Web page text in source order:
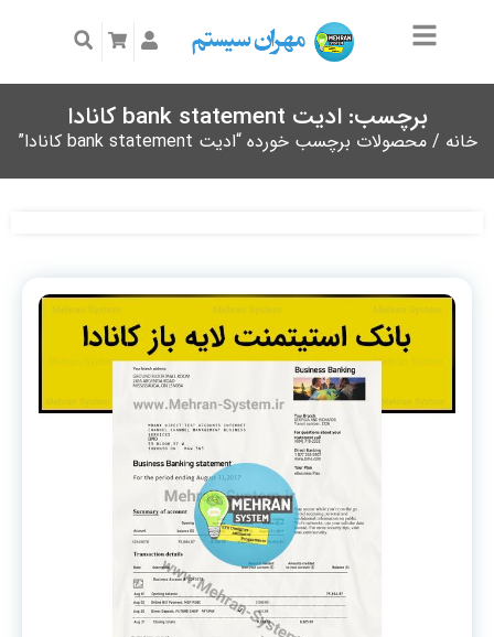
برچسب: ادیت bank statement کانادا
خانه / محصولات برچسب خورده “ادیت bank statement کانادا”